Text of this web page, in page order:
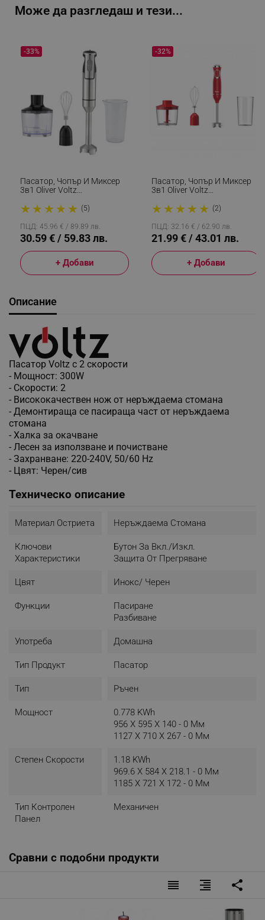
Може да разгледаш и тези...
Пасатор, Чопър И Миксер
3в1 Oliver Voltz
Корпус И Приставка От
Инокс, 2 Скорости,
Сребрист
★ ★ ★ ★ ★ (5)
-33%
ПЦД: 45.96 € / 89.89 лв.
30.59 € / 59.83 лв.
+ Добави
Пасатор, Чопър И Миксер
3в1 Oliver Voltz
Мл, 2 Скорости, Острие И
Приставка За Разбъркване
От Неръждаема Стомана,
Червен
★ ★ ★ ★ ★ (2)
-32%
ПЦД: 32.16 € / 62.90 лв.
21.99 € / 43.01 лв.
+ Добави
Описание
Пасатор Voltz с 2 скорости
- Мощност: 300W
- Скорости: 2
- Висококачествен нож от неръждаема стомана
- Демонтираща се пасираща част от неръждаема
стомана
- Халка за окачване
- Лесен за използване и почистване
- Захранване: 220-240V, 50/60 Hz
- Цвят: Черен/сив
Техническо описание
Материал Остриета Неръждаема Стомана
Ключови
Характеристики
Бутон За Вкл./изкл.
Защита От Прегряване
Цвят Инокс/ Черен
Функции
Пасиране
Разбиване
Употреба Домашна
Тип Продукт Пасатор
Тип Ръчен
Мощност
0.778 KWh
956 X 595 X 140 - 0 Мм
1127 X 710 X 267 - 0 Мм
Степен Скорости
1.18 KWh
969.6 X 584 X 218.1 - 0 Мм
1185 X 721 X 172 - 0 Мм
Тип Контролен
Панел
Механичен
Сравни с подобни продукти
reorder format_align_right share